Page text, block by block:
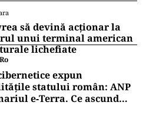
să devină acționar la
unui terminal american
lichefiate
expun
statului român: ANP
e‑Terra. Ce ascund